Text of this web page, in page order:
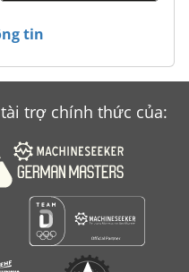
tin
trợ chính thức của: